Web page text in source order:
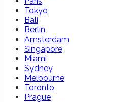
Tokyo
Bali
Berlin
Amsterdam
Singapore
Miami
Sydney
Melbourne
Toronto
Prague